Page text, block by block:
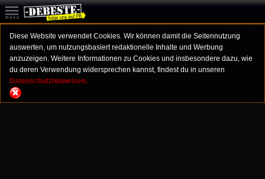
Diese Website verwendet Cookies. Wir können damit die Seitennutzung
auswerten, um nutzungsbasiert redaktionelle Inhalte und Werbung
anzuzeigen. Weitere Informationen zu Cookies und insbesondere dazu, wie
du deren Verwendung widersprechen kannst, findest du in unseren
Datenschutzhinweisen.